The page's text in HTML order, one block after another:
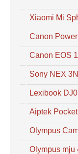
Xiaomi Mi
Canon
Canon EOS
Sony NEX 3N
Lexibook
Aiptek
Olympus
Olympus mju